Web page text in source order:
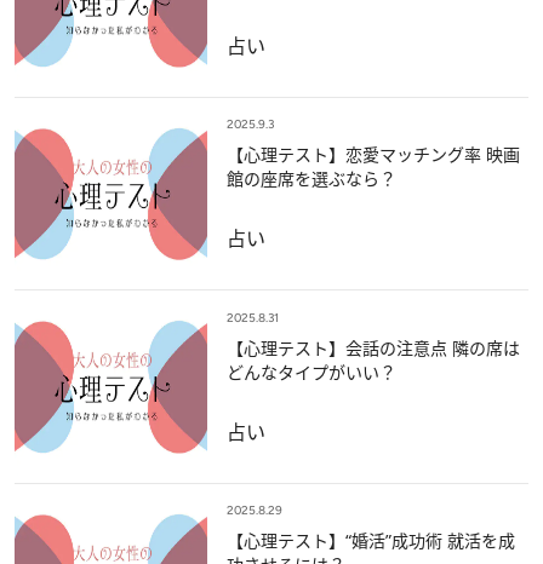
占い
2025.9.3
【心理テスト】恋愛マッチング率 映画
館の座席を選ぶなら？
占い
2025.8.31
【心理テスト】会話の注意点 隣の席は
どんなタイプがいい？
占い
2025.8.29
【心理テスト】“婚活”成功術 就活を成